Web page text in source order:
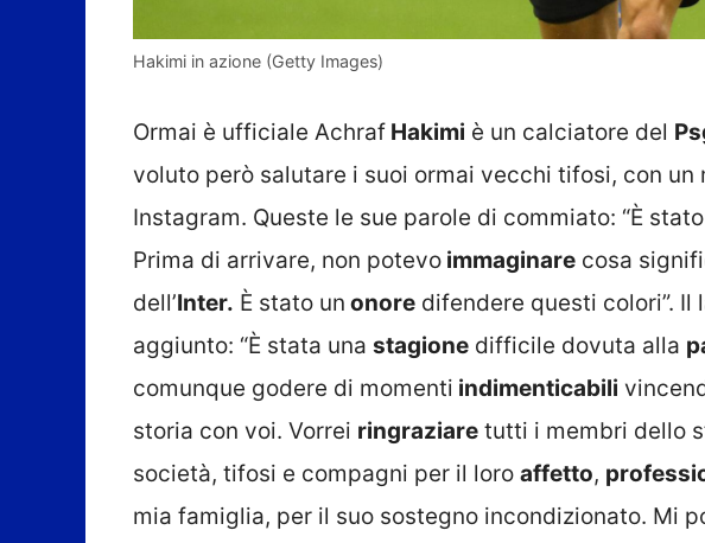
Hakimi in azione (Getty Images)
Ormai è ufficiale Achraf Hakimi è un calciatore del
voluto però salutare i suoi ormai vecchi tifosi, con un
Instagram. Queste le sue parole di commiato: “È
Prima di arrivare, non potevo immaginare cosa
dell’Inter. È stato un onore difendere questi colori”. Il
aggiunto: “È stata una stagione difficile dovuta alla
comunque godere di momenti indimenticabili
storia con voi. Vorrei ringraziare tutti i membri dello
società, tifosi e compagni per il loro affetto,
mia famiglia, per il suo sostegno incondizionato. Mi